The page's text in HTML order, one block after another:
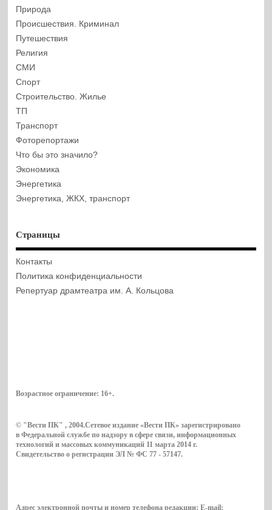
Природа
Происшествия. Криминал
Путешествия
Религия
СМИ
Спорт
Строительство. Жилье
ТП
Транспорт
Фоторепортажи
Что бы это значило?
Экономика
Энергетика
Энергетика, ЖКХ, транспорт
Страницы
Контакты
Политика конфиденциальности
Репертуар драмтеатра им. А. Кольцова
Возрастное ограничение: 16+.
© "Вести ПК" , 2004.Сетевое издание «Вести ПК» зарегистрировано
в Федеральной службе по надзору в сфере связи, информационных
технологий и массовых коммуникаций 11 марта 2014 г.
Свидетельство о регистрации ЭЛ № ФС 77 - 57147.
Адрес электронной почты и номер телефона редакции: E-mail: